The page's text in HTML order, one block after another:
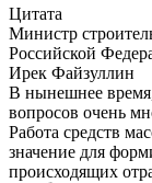
Цитата
Министр
Российской
Ирек Файзуллин
В нынешнее
вопросов очень
Работа средств
значение для
происходящих